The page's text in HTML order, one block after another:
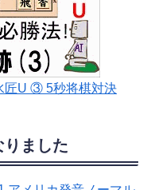
匠U ③ 5秒将棋対決
りました